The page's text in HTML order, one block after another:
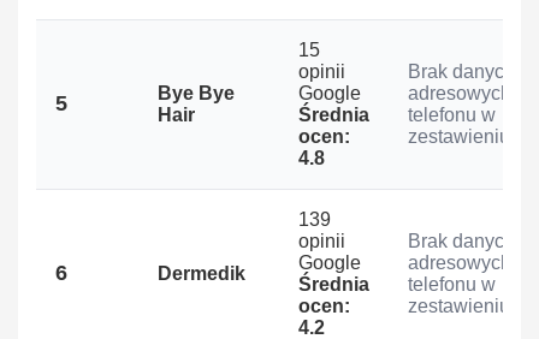
5
Bye Bye
Hair
15
opinii
Google
Średnia
ocen:
4.8
Brak danych
adresowych i
telefonu w
zestawieniu
6 Dermedik
139
opinii
Google
Średnia
ocen:
4.2
Brak danych
adresowych i
telefonu w
zestawieniu